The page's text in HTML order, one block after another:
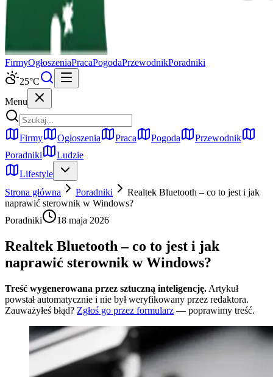
FirmyOgłoszeniaPracaPogodaPrzewodnikPoradniki
25°C
Menu
Firmy Ogłoszenia Praca Pogoda
Przewodnik
Poradniki
Ludzie
Lifestyle
Strona główna
Poradniki
Realtek Bluetooth – co to jest i jak
naprawić sterownik w Windows?
Poradniki
18 maja 2026
Realtek Bluetooth – co to jest i jak
naprawić sterownik w Windows?
Treść wygenerowana przez sztuczną inteligencję. Artykuł
powstał automatycznie i nie był weryfikowany przez redaktora.
Zauważyłeś błąd? Zgłoś go przez formularz — poprawimy treść.